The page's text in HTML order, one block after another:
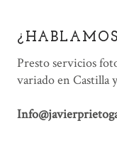
Presto servicios
variado en Castilla